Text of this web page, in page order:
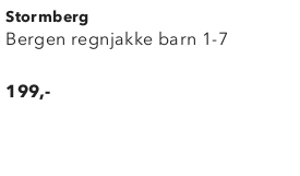
Stormberg
Bergen regnjakke barn 1-7
199,-